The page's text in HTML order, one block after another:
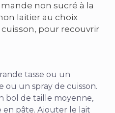
non sucré à la
laitier au choix
pour recouvrir
tasse ou un
ou un spray de cuisson.
bol de taille moyenne,
pâte. Ajouter le lait